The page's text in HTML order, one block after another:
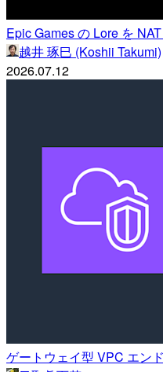
Epic Games の Lore を
越井 琢巳 (Koshii Takumi)
2026.07.12
ゲートウェイ型 VPC エン